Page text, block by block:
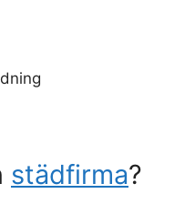
städfirma?